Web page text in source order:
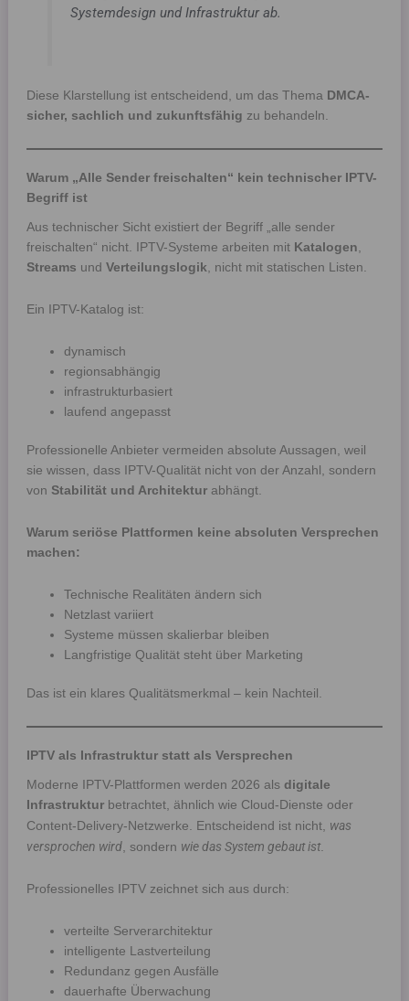
Systemdesign und Infrastruktur ab.
Diese Klarstellung ist entscheidend, um das Thema DMCA-
sicher, sachlich und zukunftsfähig zu behandeln.
Warum „Alle Sender freischalten“ kein technischer IPTV-
Begriff ist
Aus technischer Sicht existiert der Begriff „alle sender
freischalten“ nicht. IPTV-Systeme arbeiten mit Katalogen
Streams und Verteilungslogik , nicht mit statischen Listen.
Ein IPTV-Katalog ist:
dynamisch
regionsabhängig
infrastrukturbasiert
laufend angepasst
Professionelle Anbieter vermeiden absolute Aussagen, weil
sie wissen, dass IPTV-Qualität nicht von der Anzahl, sondern
von Stabilität und Architekturabhängt.
Warum seriöse Plattformen keine absoluten Versprechen
machen:
Technische Realitäten ändern sich
Netzlast variiert
Systeme müssen skalierbar bleiben
Langfristige Qualität steht über Marketing
Das ist ein klares Qualitätsmerkmal – kein Nachteil.
IPTV als Infrastruktur statt als Versprechen
Moderne IPTV-Plattformen werden 2026 als digitale
Infrastrukturbetrachtet, ähnlich wie Cloud-Dienste oder
Content-Delivery-Netzwerke. Entscheidend ist nicht, was
versprochen wird, sondern wie das System gebaut ist.
Professionelles IPTV zeichnet sich aus durch:
verteilte Serverarchitektur
intelligente Lastverteilung
Redundanz gegen Ausfälle
dauerhafte Überwachung